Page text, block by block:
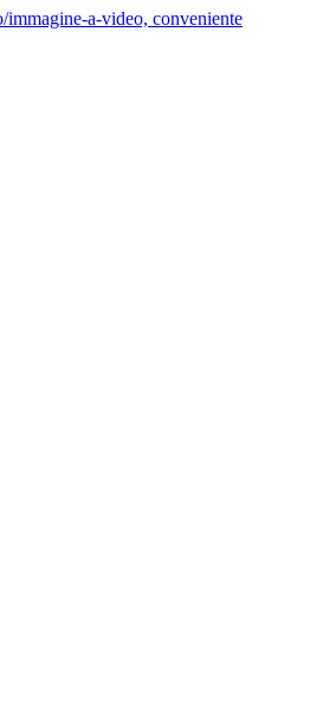
a-video, conveniente